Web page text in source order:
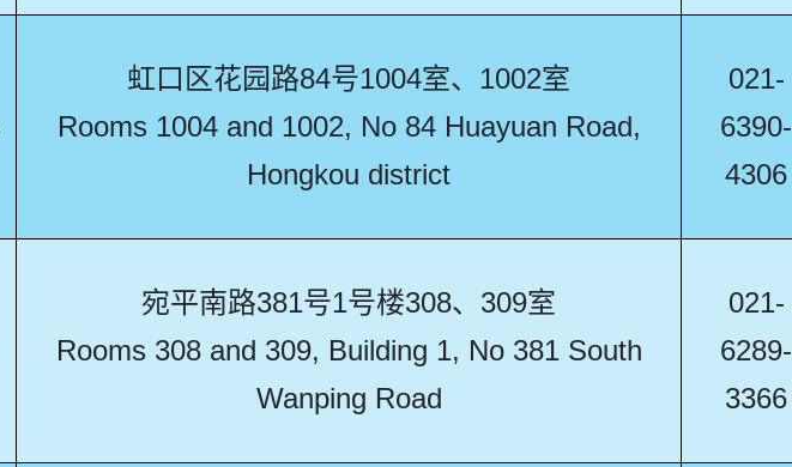
虹口区花园路84号1004室、1002室
Rooms 1004 and 1002, No 84 Huayuan Road,
Hongkou district
021-
6390-
4306
宛平南路381号1号楼308、309室
Rooms 308 and 309, Building 1, No 381 South
Wanping Road
021-
6289-
3366